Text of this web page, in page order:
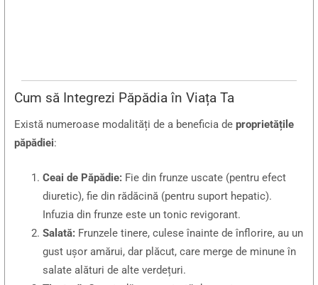
Cum să Integrezi Păpădia în Viața Ta
Există numeroase modalități de a beneficia deproprietățile
păpădiei:
Ceai de Păpădie: Fie din frunze uscate (pentru efect
diuretic), fie din rădăcină (pentru suport hepatic).
Infuzia din frunze este un tonic revigorant.
Salată: Frunzele tinere, culese înainte de înflorire, au un
gust ușor amărui, dar plăcut, care merge de minune în
salate alături de alte verdețuri.